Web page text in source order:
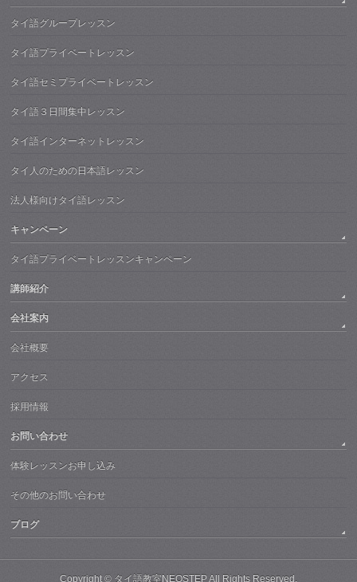
タイ語グループレッスン
タイ語プライベートレッスン
タイ語セミプライベートレッスン
タイ語３日間集中レッスン
タイ語インターネットレッスン
タイ人のための日本語レッスン
法人様向けタイ語レッスン
キャンペーン
タイ語プライベートレッスンキャンペーン
講師紹介
会社案内
会社概要
アクセス
採用情報
お問い合わせ
体験レッスンお申し込み
その他のお問い合わせ
ブログ
Copyright © タイ語教室NEOSTEPAll Rights Reserved.